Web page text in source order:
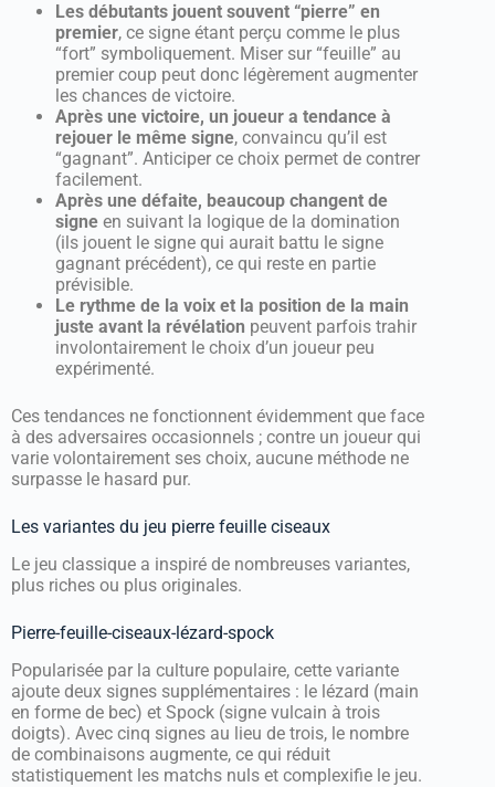
Les débutants jouent souvent “pierre” en
premier, ce signe étant perçu comme le plus
“fort” symboliquement. Miser sur “feuille” au
premier coup peut donc légèrement augmenter
les chances de victoire.
Après une victoire, un joueur a tendance à
rejouer le même signe, convaincu qu’il est
“gagnant”. Anticiper ce choix permet de contrer
facilement.
Après une défaite, beaucoup changent de
signe en suivant la logique de la domination
(ils jouent le signe qui aurait battu le signe
gagnant précédent), ce qui reste en partie
prévisible.
Le rythme de la voix et la position de la main
juste avant la révélation peuvent parfois trahir
involontairement le choix d’un joueur peu
expérimenté.
Ces tendances ne fonctionnent évidemment que face
à des adversaires occasionnels ; contre un joueur qui
varie volontairement ses choix, aucune méthode ne
surpasse le hasard pur.
Les variantes du jeu pierre feuille ciseaux
Le jeu classique a inspiré de nombreuses variantes,
plus riches ou plus originales.
Pierre-feuille-ciseaux-lézard-spock
Popularisée par la culture populaire, cette variante
ajoute deux signes supplémentaires : le lézard (main
en forme de bec) et Spock (signe vulcain à trois
doigts). Avec cinq signes au lieu de trois, le nombre
de combinaisons augmente, ce qui réduit
statistiquement les matchs nuls et complexifie le jeu.